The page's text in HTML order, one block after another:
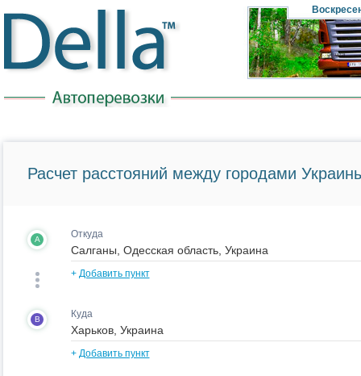
Расчет расстояний между городами
A Откуда
+ Добавить пункт
B Куда
+ Добавить пункт